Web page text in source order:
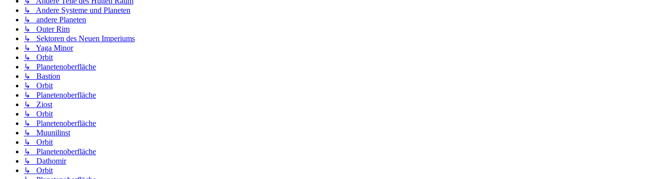
↳ Andere Systeme und Planeten
↳ andere Planeten
↳ Outer Rim
↳ Sektoren des Neuen Imperiums
↳ Yaga Minor
↳ Orbit
↳ Planetenoberfläche
↳ Bastion
↳ Orbit
↳ Planetenoberfläche
↳ Ziost
↳ Orbit
↳ Planetenoberfläche
↳ Muunilinst
↳ Orbit
↳ Planetenoberfläche
↳ Dathomir
↳ Orbit